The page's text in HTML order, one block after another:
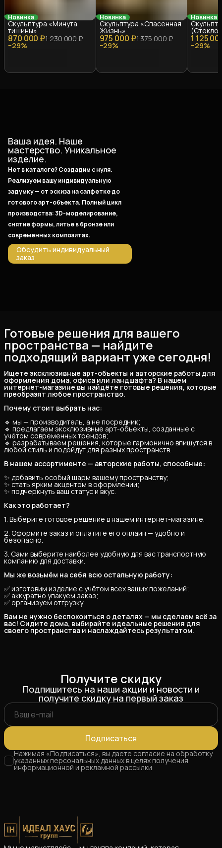
Новинка
870 000 ₽1 230 000 ₽
−29%
Скульптура «Минута
тишины»
(Стеклопластик, 1.3 м)
Новинка
975 000 ₽1 375 000 ₽
−29%
Скульптура «Спасенная
Жизнь»
(Стеклопластик, 1.9 м)
Новинка
1 125
−29%
Ваша идея. Наше
мастерство. Уникальное
изделие.
Нет в каталоге? Создадим с нуля.
Реализуем вашу индивидуальную
задумку — от эскиза на салфетке до
готового арт-объекта. Полный цикл
производства: 3D-моделирование,
снятие формы, литье в бронзе или
современных композитах.
Обсудить индивидуальный
заказ
Готовые решения для вашего
пространства — найдите
подходящий вариант уже сегодня!
Ищете эксклюзивные арт-объекты и авторские работы для
оформления дома, офиса или ландшафта? В нашем
интернет-магазине вы найдёте готовые решения, которые
преобразят любое пространство.
Почему стоит выбрать нас:
🔹 мы — производитель, а не посредник;
🔹 предлагаем эксклюзивные арт-объекты, созданные с
учётом современных трендов;
🔹 разрабатываем решения, которые гармонично впишутся в
любой стиль и подойдут для разных пространств.
В нашем ассортименте — авторские работы, способные:
✨ добавить особый шарм вашему пространству;
✨ стать ярким акцентом в оформлении;
✨ подчеркнуть ваш статус и вкус.
Как это работает?
1. Выберите готовое решение в нашем интернет-магазине.
2. Оформите заказ и оплатите его онлайн — удобно и
безопасно.
3. Сами выберите наиболее удобную для вас транспортную
компанию для доставки.
Мы же возьмём на себя всю остальную работу:
✅ изготовим изделие с учётом всех ваших пожеланий;
✅ аккуратно упакуем заказ;
✅ организуем отгрузку.
Вам не нужно беспокоиться о деталях — мы сделаем всё за
вас! Сидите дома, выбирайте идеальные решения для
своего пространства и наслаждайтесь результатом.
Получите скидку
Подпишитесь на наши акции и новости и
получите скидку на первый заказ
Подписаться
Нажимая «Подписаться», вы даете согласие на обработку
указанных персональных данных в целях получения
информационной и рекламной рассылки